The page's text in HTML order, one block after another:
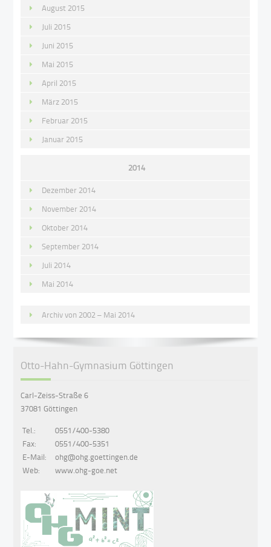
August 2015
Juli 2015
Juni 2015
Mai 2015
April 2015
März 2015
Februar 2015
Januar 2015
2014
Dezember 2014
November 2014
Oktober 2014
September 2014
Juli 2014
Mai 2014
Archiv von 2002 – Mai 2014
Otto-Hahn-Gymnasium Göttingen
Carl-Zeiss-Straße 6
37081 Göttingen
Tel.:
0551/400-5380
Fax:
0551/400-5351
E-Mail:
ohg@ohg.goettingen.de
Web:
www.ohg-goe.net